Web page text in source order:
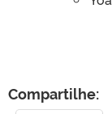
Compartilhe: